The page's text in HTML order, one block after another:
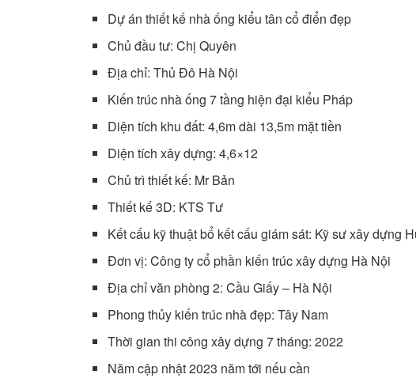
Dự án thiết kế nhà ống kiểu tân cổ điển đẹp
Chủ đầu tư: Chị Quyên
Địa chỉ: Thủ Đô Hà Nội
Kiến trúc nhà ống 7 tầng hiện đại kiểu Pháp
Diện tích khu đất: 4,6m dài 13,5m mặt tiền
Diện tích xây dựng: 4,6×12
Chủ trì thiết kế: Mr Bản
Thiết kế 3D: KTS Tư
Kết cấu kỹ thuật bổ kết cấu giám sát: Kỹ sư xây dựng
Đơn vị: Công ty cổ phần kiến trúc xây dựng Hà Nội
Địa chỉ văn phòng 2: Cầu Giấy – Hà Nội
Phong thủy kiến trúc nhà đẹp: Tây Nam
Thời gian thi công xây dựng 7 tháng: 2022
Năm cập nhật 2023 năm tới nếu cần